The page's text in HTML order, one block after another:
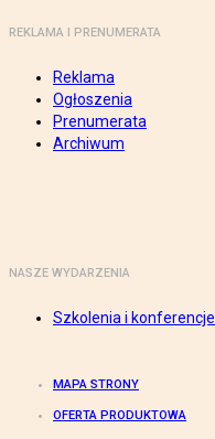
REKLAMA I PRENUMERATA
Reklama
Ogłoszenia
Prenumerata
Archiwum
NASZE WYDARZENIA
Szkolenia i konferencje
MAPA STRONY
OFERTA PRODUKTOWA